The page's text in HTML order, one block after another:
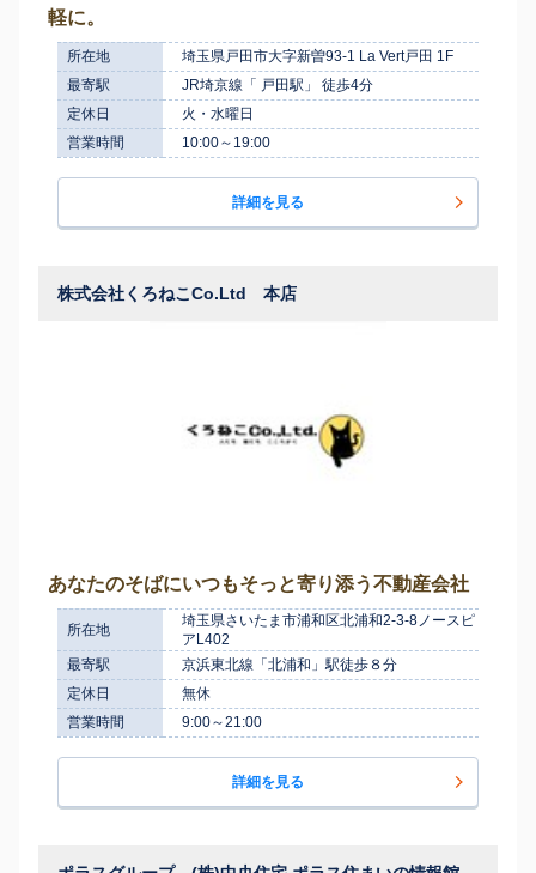
軽に。
所在地
埼玉県戸田市大字新曽93-1 La Vert戸田 1F
最寄駅
JR埼京線「 戸田駅」 徒歩4分
定休日
火・水曜日
営業時間
10:00～19:00
詳細を見る
株式会社くろねこCo.Ltd 本店
あなたのそばにいつもそっと寄り添う不動産会社
所在地
埼玉県さいたま市浦和区北浦和2-3-8ノースピ
アL402
最寄駅
京浜東北線「北浦和」駅徒歩８分
定休日
無休
営業時間
9:00～21:00
詳細を見る